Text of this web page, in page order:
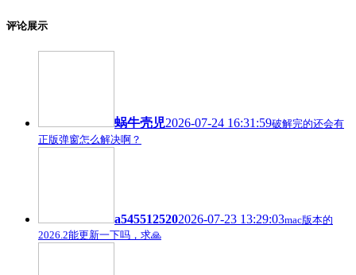
评论展示
蜗牛壳児2026-07-24 16:31:59破解完的还会有
正版弹窗怎么解决啊？
a5455125202026-07-23 13:29:03mac版本的
2026.2能更新一下吗，求🙏